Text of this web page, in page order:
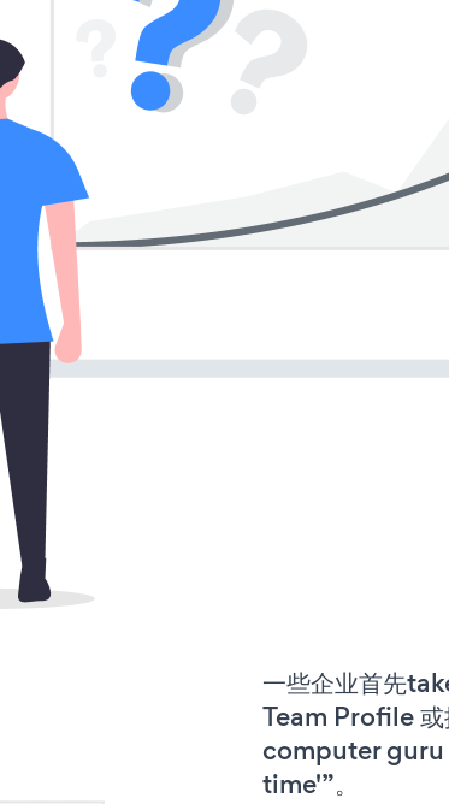
一些企业首先
Team Profile 或
computer guru
time'”。